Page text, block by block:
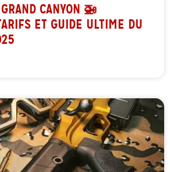
CANYON 🚁
ET GUIDE ULTIME DU